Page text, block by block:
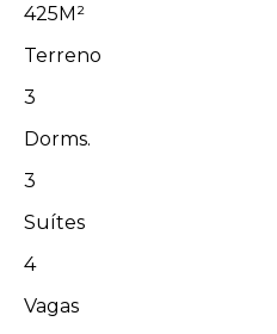
425M²
Terreno
3
Dorms.
3
Suítes
4
Vagas